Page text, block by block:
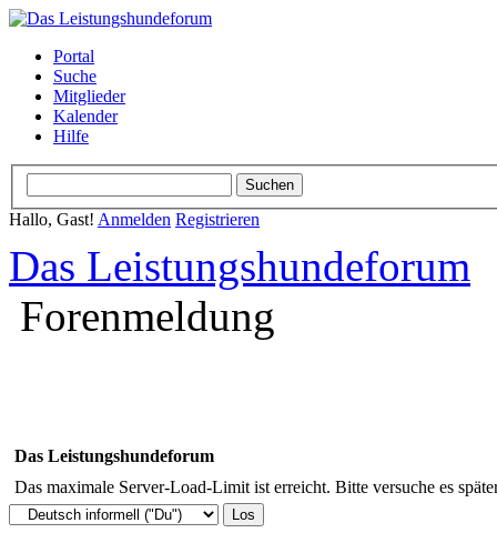
Portal
Suche
Mitglieder
Kalender
Hilfe
Hallo, Gast! Anmelden Registrieren
Das Leistungshundeforum
Forenmeldung
Das Leistungshundeforum
Das maximale Server-Load-Limit ist erreicht. Bitte versuche es